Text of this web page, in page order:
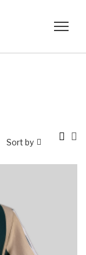
Sort by